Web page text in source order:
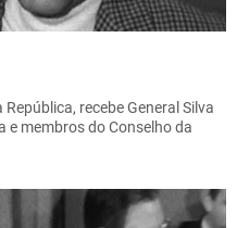
recebe General Silva
e membros do Conselho da